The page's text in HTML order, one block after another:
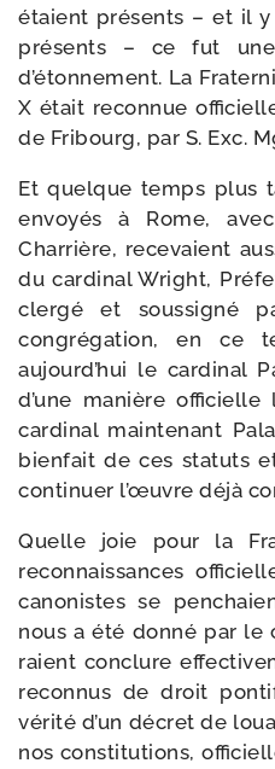
étaient pré­sents – et il
pré­sents – ce fut
d’étonnement. La
X était recon­nue
de Fribourg, par S. Exc.
Et quelque temps plus
envoyés à Rome,
Charrière, rece­vaient
du car­di­nal Wright,
cler­gé et sous­si­gné
congré­ga­tion, en ce
aujourd’hui le car­di­nal
d’une manière
car­di­nal main­te­nant
bien­fait de ces sta­tuts
conti­nuer l’œuvre déjà
Quelle joie pour la
recon­nais­sances
cano­nistes se
nous a été don­né par
raient conclure
recon­nus de droit
véri­té d’un décret de
nos consti­tu­tions,